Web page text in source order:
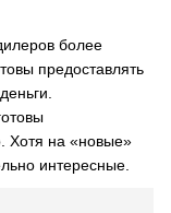
более
предоставлять
Хотя на «новые»
интересные.